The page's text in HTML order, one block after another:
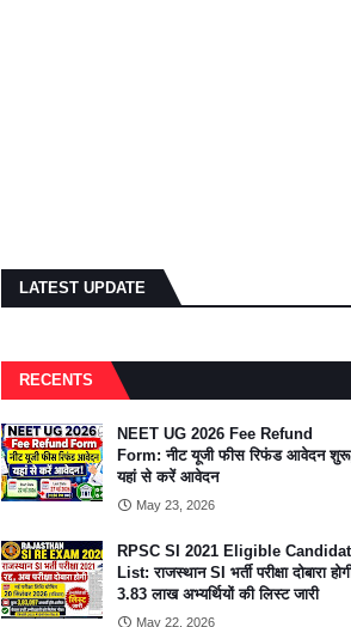
LATEST UPDATE
RECENTS
NEET UG 2026 Fee Refund
Form: नीट यूजी फीस रिफंड आवेदन
यहां से करें आवेदन
May 23, 2026
RPSC SI 2021 Eligible
List: राजस्थान SI भर्ती परीक्षा दोबारा
3.83 लाख अभ्यर्थियों की लिस्ट जारी
May 22, 2026